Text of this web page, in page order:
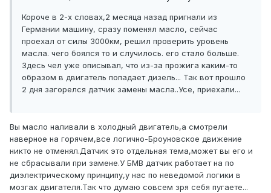
Короче в 2-х словах,2 месяца назад пригнали из
Германии машину, сразу поменял масло, сейчас
проехал от силы 3000км, решил проверить уровень
масла. чего боялся то и случилось. его стало больше.
Здесь чел уже описывал, что из-за прожига каким-то
образом в двигатель попадает дизель... Так вот прошло
2 дня загорелся датчик замены масла..Усе, приехали...
Вы масло наливали в холодный двигатель,а смотрели
наверное на горячем,все логично-Броуновское движение
никто не отменял.Датчик это отдельная тема,может вы его и
не сбрасывали при замене.У БМВ датчик работает на по
диэлектрическому принципу,у нас по неведомой логики в
мозгах двигателя.Так что думаю совсем зря себя пугаете...